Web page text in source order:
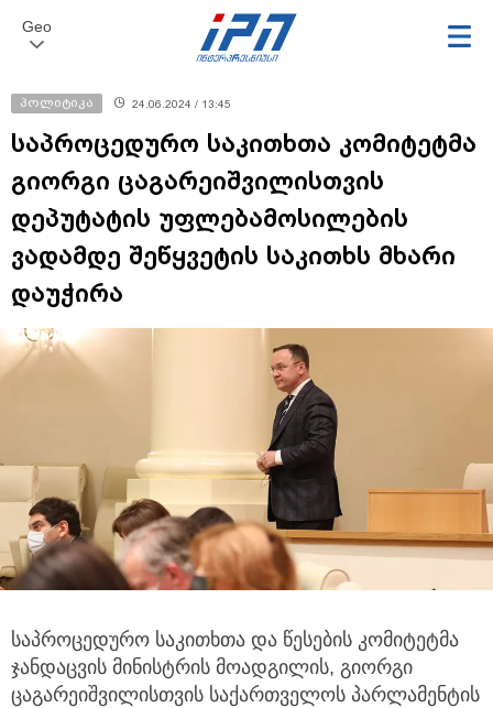
Geo
პოლიტიკა 24.06.2024 / 13:45
საპროცედურო საკითხთა კომიტეტმა
გიორგი ცაგარეიშვილისთვის
დეპუტატის უფლებამოსილების
ვადამდე შეწყვეტის საკითხს მხარი
დაუჭირა
საპროცედურო საკითხთა და წესების კომიტეტმა
ჯანდაცვის მინისტრის მოადგილის, გიორგი
ცაგარეიშვილისთვის საქართველოს პარლამენტის